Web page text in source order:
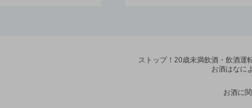
ストップ！20歳未満飲酒・飲酒運転
お酒はなに
お酒に